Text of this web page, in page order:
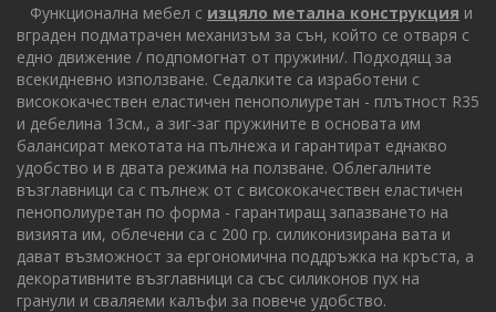
Функционална мебел с изцяло метална конструкция и
вграден подматрачен механизъм за сън, който се отваря с
едно движение / подпомогнат от пружини/. Подходящ за
всекидневно използване. Седалките са изработени с
висококачествен еластичен пенополиуретан - плътност R35
и дебелина 13см., а зиг-заг пружините в основата им
балансират мекотата на пълнежа и гарантират еднакво
удобство и в двата режима на ползване. Облегалните
възглавници са с пълнеж от с висококачествен еластичен
пенополиуретан по форма - гарантиращ запазването на
визията им, облечени са с 200 гр. силиконизирана вата и
дават възможност за ергономична поддръжка на кръста, а
декоративните възглавници са със силиконов пух на
гранули и сваляеми калъфи за повече удобство.